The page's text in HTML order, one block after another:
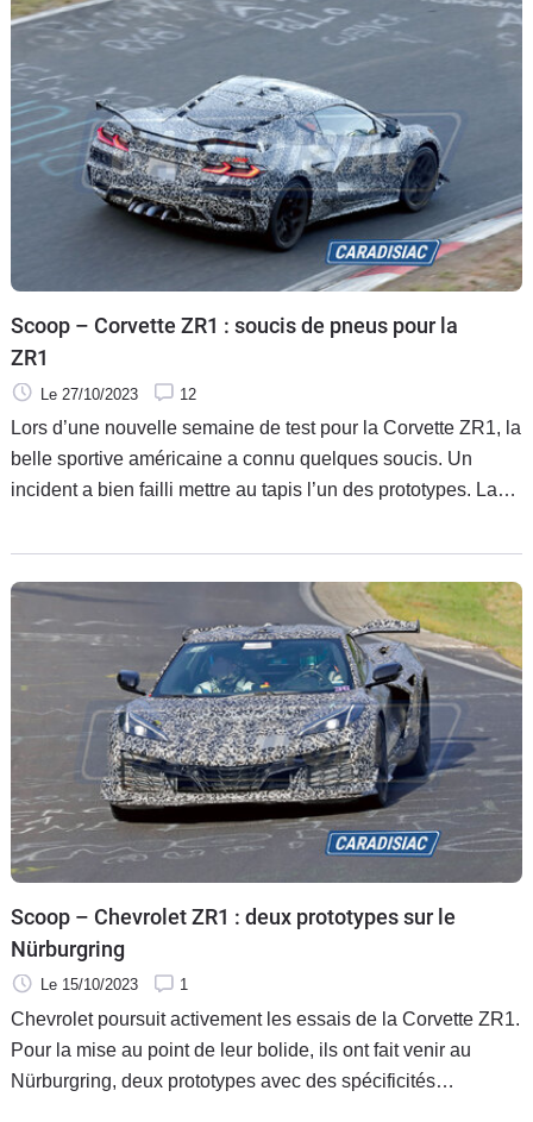
Scoop – Corvette ZR1 : soucis de pneus pour la
ZR1
Le 27/10/2023 12
Lors d’une nouvelle semaine de test pour la Corvette ZR1, la
belle sportive américaine a connu quelques soucis. Un
incident a bien failli mettre au tapis l’un des prototypes. La
Scoop – Chevrolet ZR1 : deux prototypes sur le
Nürburgring
Le 15/10/2023 1
Chevrolet poursuit activement les essais de la Corvette ZR1.
Pour la mise au point de leur bolide, ils ont fait venir au
Nürburgring, deux prototypes avec des spécificités